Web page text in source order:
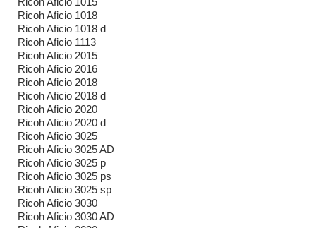
Ricoh Aficio 1018
Ricoh Aficio 1018 d
Ricoh Aficio 1113
Ricoh Aficio 2015
Ricoh Aficio 2016
Ricoh Aficio 2018
Ricoh Aficio 2018 d
Ricoh Aficio 2020
Ricoh Aficio 2020 d
Ricoh Aficio 3025
Ricoh Aficio 3025 AD
Ricoh Aficio 3025 p
Ricoh Aficio 3025 ps
Ricoh Aficio 3025 sp
Ricoh Aficio 3030
Ricoh Aficio 3030 AD